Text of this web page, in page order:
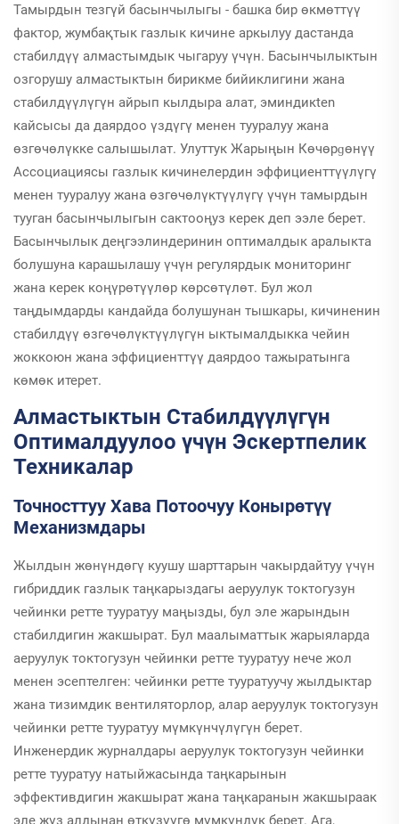
Тамырдын тезгүй басынчылыгы - башка бир өкмөттүү
фактор, жумбақтык газлык кичине аркылуу дастанда
стабилдүү алмастымдык чыгаруу үчүн. Басынчылыктын
озгорушу алмастыктын бирикме бийиклигини жана
стабилдүүлүгүн айрып кылдыра алат, эминдикten
кайсысы да даярдоо үздүгү менен тууралуу жана
өзгөчөлүкке салышылат. Улуттук Жарыңын Көчөрɡөнүү
Ассоциациясы газлык кичинелердин эффициенттүүлүгү
менен тууралуу жана өзгөчөлүктүүлүгү үчүн тамырдын
тууган басынчылыгын сактооңуз керек деп ээле берет.
Басынчылык деңгээлиндеринин оптималдык аралыкта
болушуна карашылашу үчүн регулярдык мониторинг
жана керек коңүрөтүүлөр көрсөтүлөт. Бул жол
таңдымдарды кандайда болушунан тышкары, кичиненин
стабилдүү өзгөчөлүктүүлүгүн ыктымалдыкка чейин
жоккоюн жана эффициенттүү даярдоо тажыратынга
көмөк итерет.
Алмастыктын Стабилдүүлүгүн
Оптималдуулоо үчүн Эскертпелик
Техникалар
Точносттуу Хава Потоочуу Конырөтүү
Механизмдары
Жылдын жөнүндөгү куушу шарттарын чакырдайтуу үчүн
гибриддик газлык таңкарыздагы аеруулук токтогузун
чейинки ретте тууратуу маңызды, бул эле жарындын
стабилдигин жакшырат. Бул маалыматтык жарыяларда
аеруулук токтогузун чейинки ретте тууратуу нече жол
менен эсептелген: чейинки ретте тууратуучу жылдыктар
жана тизимдик вентиляторлор, алар аеруулук токтогузун
чейинки ретте тууратуу мүмкүнчүлүгүн берет.
Инженердик журналдары аеруулук токтогузун чейинки
ретте тууратуу натыйжасында таңкарынын
эффективдигин жакшырат жана таңкаранын жакшыраак
эле жүз алдынан өткүзүүгө мүмкүндүк берет. Ага,